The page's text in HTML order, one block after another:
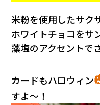
米粉を使用したサク
ホワイトチョコをサ
藻塩のアクセントで
カードもハロウィン
すよ～！